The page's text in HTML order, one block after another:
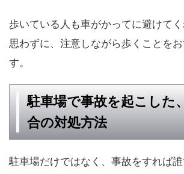
歩いている人も車がかってに避けて
思わずに、注意しながら歩くことを
す。
駐車場で事故を起こした
合の対処方法
駐車場だけではなく、事故をすれば